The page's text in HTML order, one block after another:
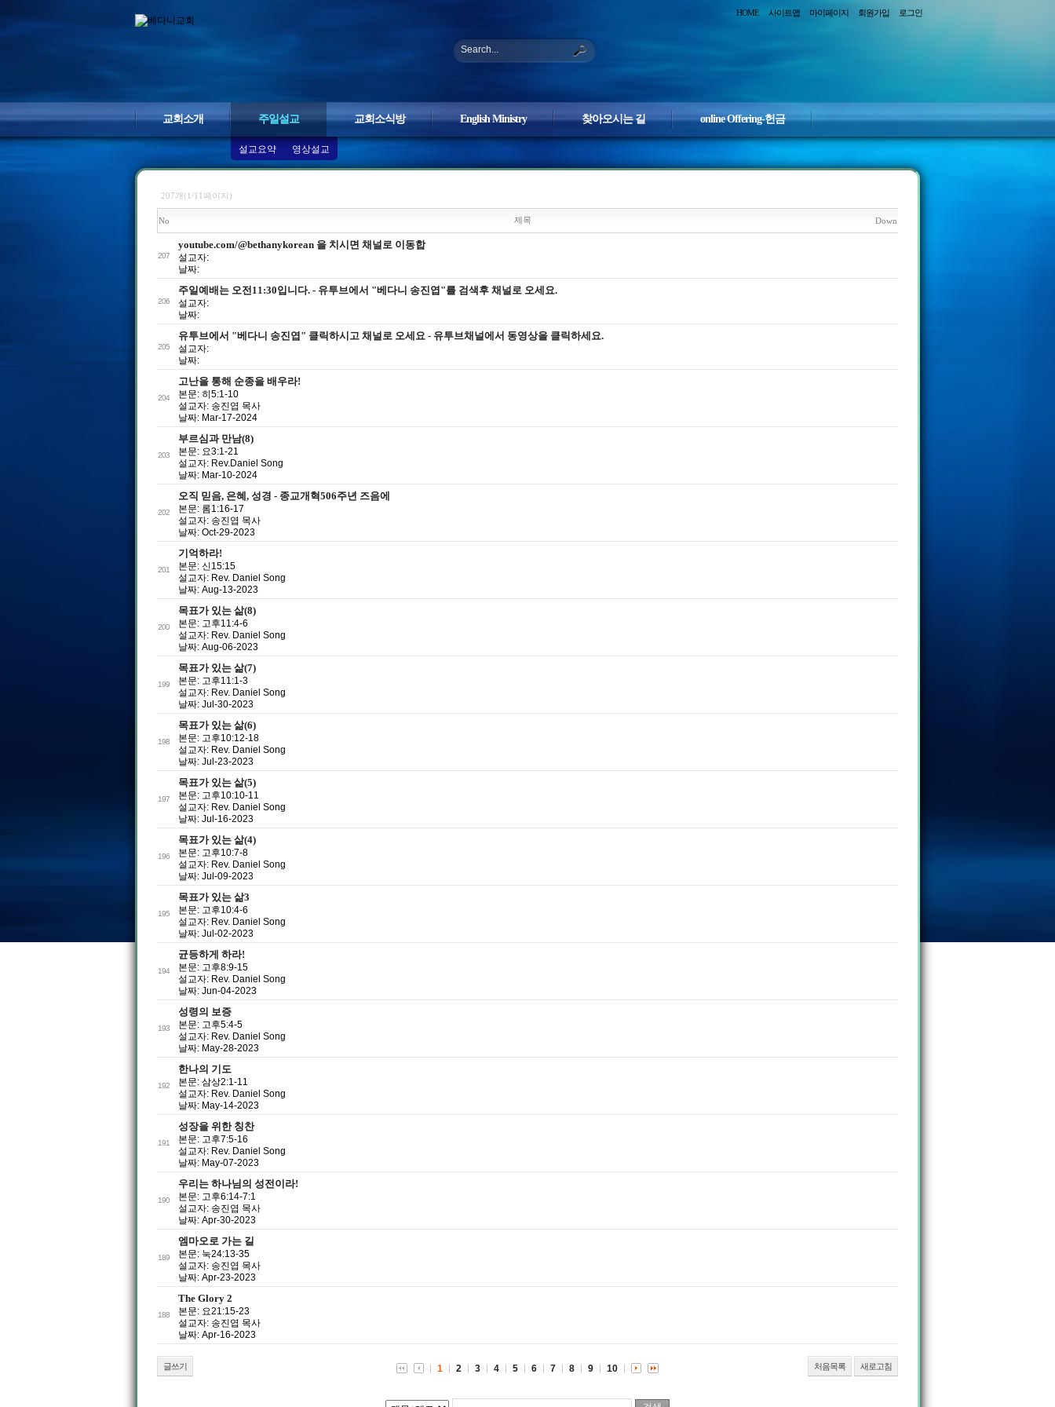
HOME 사이트맵 마이페이지 회원가입 로그인
Search...
교회소개 주일설교
설교요약 영상설교
교회소식방 English Ministry 찾아오시는 길 online Offering-헌금
207개(1/11페이지)
No 제목 Down
207
youtube.com/@bethanykorean 을 치시면 채널로 이동합
설교자:
날짜:
206
주일예배는 오전11:30입니다. - 유투브에서 "베다니 송진엽"를 검색후 채널로 오세요.
설교자:
날짜:
205
유투브에서 "베다니 송진엽" 클릭하시고 채널로 오세요 - 유투브채널에서 동영상을 클릭하세요.
설교자:
날짜:
204
고난을 통해 순종을 배우라!
본문: 히5:1-10
설교자: 송진엽 목사
날짜: Mar-17-2024
203
부르심과 만남(8)
본문: 요3:1-21
설교자: Rev.Daniel Song
날짜: Mar-10-2024
202
오직 믿음, 은혜, 성경 - 종교개혁506주년 즈음에
본문: 롬1:16-17
설교자: 송진엽 목사
날짜: Oct-29-2023
201
기억하라!
본문: 신15:15
설교자: Rev. Daniel Song
날짜: Aug-13-2023
200
목표가 있는 삶(8)
본문: 고후11:4-6
설교자: Rev. Daniel Song
날짜: Aug-06-2023
199
목표가 있는 삶(7)
본문: 고후11:1-3
설교자: Rev. Daniel Song
날짜: Jul-30-2023
198
목표가 있는 삶(6)
본문: 고후10:12-18
설교자: Rev. Daniel Song
날짜: Jul-23-2023
197
목표가 있는 삶(5)
본문: 고후10:10-11
설교자: Rev. Daniel Song
날짜: Jul-16-2023
196
목표가 있는 삶(4)
본문: 고후10:7-8
설교자: Rev. Daniel Song
날짜: Jul-09-2023
195
목표가 있는 삶3
본문: 고후10:4-6
설교자: Rev. Daniel Song
날짜: Jul-02-2023
194
균등하게 하라!
본문: 고후8:9-15
설교자: Rev. Daniel Song
날짜: Jun-04-2023
193
성령의 보증
본문: 고후5:4-5
설교자: Rev. Daniel Song
날짜: May-28-2023
192
한나의 기도
본문: 삼상2:1-11
설교자: Rev. Daniel Song
날짜: May-14-2023
191
성장을 위한 칭찬
본문: 고후7:5-16
설교자: Rev. Daniel Song
날짜: May-07-2023
190
우리는 하나님의 성전이라!
본문: 고후6:14-7:1
설교자: 송진엽 목사
날짜: Apr-30-2023
189
엠마오로 가는 길
본문: 눅24:13-35
설교자: 송진엽 목사
날짜: Apr-23-2023
188
The Glory 2
본문: 요21:15-23
설교자: 송진엽 목사
날짜: Apr-16-2023
글쓰기 처음목록 새로고침
1 2 3 4 5 6 7 8 9 10